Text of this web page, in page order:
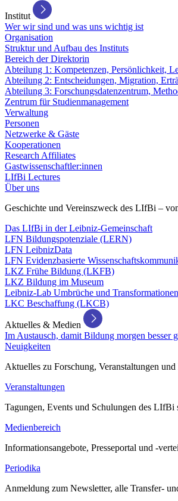
Institut
Wer wir sind und was uns wichtig ist
Organisation
Struktur und Aufbau des Instituts
Bereich der Direktorin
Abteilung 1: Kompetenzen, Persönlichkeit,
Abteilung 2: Entscheidungen, Migration,
Abteilung 3: Forschungsdatenzentrum,
Zentrum für Studienmanagement
Verwaltung
Personen
Netzwerke & Gäste
Kooperationen
Research Affiliates
Gastwissenschaftler:innen
LIfBi Lectures
Über uns
Geschichte und Vereinszweck des LIfBi –
Das LIfBi in der Leibniz-Gemeinschaft
LFN Bildungspotenziale (LERN)
LFN LeibnizData
LFN Evidenzbasierte
LKZ Frühe Bildung (LKFB)
LKZ Bildung im Museum
Leibniz-Lab Umbrüche und Transformationen
LKC Beschaffung (LKCB)
Aktuelles & Medien
Im Austausch, damit Bildung morgen besser
Neuigkeiten
Aktuelles zu Forschung, Veranstaltungen
Veranstaltungen
Tagungen, Events und Schulungen des
Medienbereich
Informationsangebote, Presseportal und -
Periodika
Anmeldung zum Newsletter, alle Transfer-